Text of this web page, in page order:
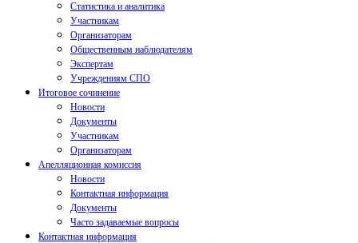
Статистика и аналитика
Участникам
Организаторам
Общественным наблюдателям
Экспертам
Учреждениям СПО
Итоговое сочинение
Новости
Документы
Участникам
Организаторам
Апелляционная комиссия
Новости
Контактная информация
Документы
Часто задаваемые вопросы
Контактная информация